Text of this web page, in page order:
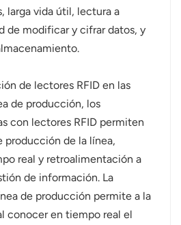
magyar
larga vida útil, lectura a
de modificar y cifrar datos, y
de lectores RFID en las
de producción, los
con lectores RFID permiten
producción de la línea,
real y retroalimentación a
de información. La
de producción permite a la
conocer en tiempo real el